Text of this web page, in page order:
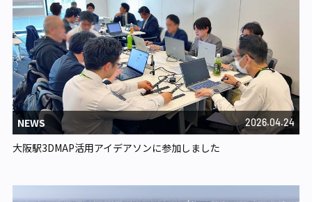
NEWS 2026.04.24
大阪駅3DMAP活用アイデアソンに参加しました